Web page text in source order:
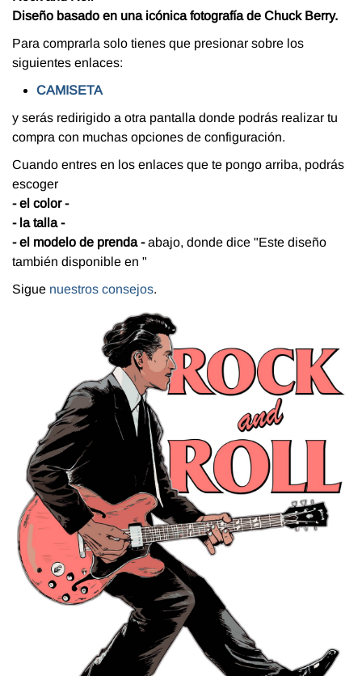
Diseño basado en una icónica fotografía de Chuck Berry.
Para comprarla solo tienes que presionar sobre los
siguientes enlaces:
CAMISETA
y serás redirigido a otra pantalla donde podrás realizar tu
compra con muchas opciones de configuración.
Cuando entres en los enlaces que te pongo arriba, podrás
escoger
- el color -
- la talla -
- el modelo de prenda -abajo, donde dice "Este diseño
también disponible en "
Sigue nuestros consejos.